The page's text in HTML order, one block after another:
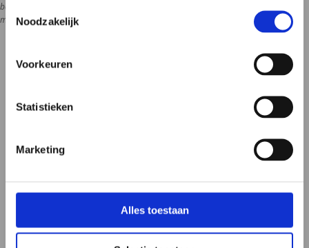
Toestemmingsselectie
Noodzakelijk
Voorkeuren
Statistieken
Marketing
Alles toestaan
behandelnden Arzt. Die Mikrobiomtherapie wird stets von registrierten
medizinischen Fachkräften im Microbiome Center überwacht.
Entdecken Sie, wie Mikrobiomtherapie funktioniert
Wenn du bereits einen angeschlossenen Praktiker
hast,
Beschwerden und Störungen
Webinare & Vorträge